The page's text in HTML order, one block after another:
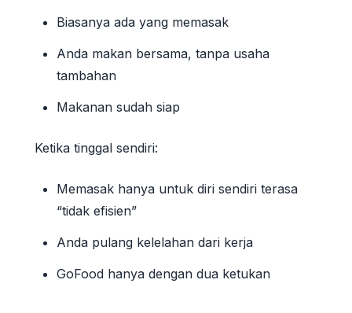
Biasanya ada yang memasak
Anda makan bersama, tanpa usaha
tambahan
Makanan sudah siap
Ketika tinggal sendiri:
Memasak hanya untuk diri sendiri terasa
“tidak efisien”
Anda pulang kelelahan dari kerja
GoFood hanya dengan dua ketukan